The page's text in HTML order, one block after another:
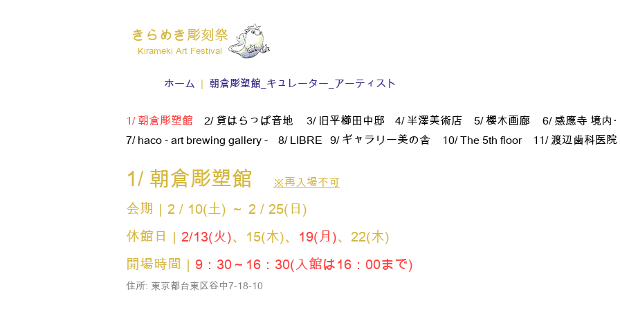
きらめき彫刻祭
​Kirameki Art Festival
ホーム | 朝倉彫塑館_ キュレーター_ アーティスト
1/ 朝倉彫塑館 2/ 貸はらっぱ音地 3/ 旧平櫛田中邸 4/ 半澤美術店 5/ 櫻木画廊
6/ 感應寺 境内
7/ haco - art brewing gallery -
8/ LIBRE 9/ ギャラリー美の舎 10/ The 5th floor 11/ 渡辺歯科医院
1/ 朝倉彫塑館 ※再入場不可
会期｜2 / 10(土) ～ 2 / 25(日)
休館日｜ 2/13(火)、15(木)、 19(月)、22(木)
開場時間｜ 9：30～16：30(入館は16：00まで)
住所: 東京都台東区谷中7-18-10